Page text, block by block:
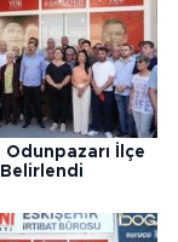
Odunpazarı İlçe